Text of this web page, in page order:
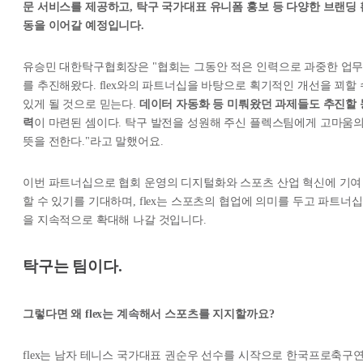
문 서비스를 제공하고, 탁구 국가대표 유니폼 홍보 등 다양한 브랜딩
동을 이어갈 예정입니다.
유승민 대한탁구협회장은 "협회는 그동안 적은 인력으로 과중한 업무
를 추진해왔다. flex와의 파트너십을 바탕으로 획기적인 개선을 꾀할
있게 될 것으로 믿는다. 데이터 자동화 등 미뤄왔던 과제들도 추진할
력 이 마련된 셈이다. 탁구 발전을 성원해 주신 플렉스팀에게 고마움
뜻을 전한다."라고 말했어요.
이번 파트너십으로 협회 운영의 디지털화와 스포츠 산업 혁신에 기여
할 수 있기를 기대하며, flex는 스포츠의 협업에 의미를 두고 파트너십
을 지속적으로 확대해 나갈 것입니다.
탁구는 팀이다.
그렇다면 왜 flex는 계속해서 스포츠를 지지할까요?
flex는 남자 테니스 국가대표 권순우 선수를 시작으로 한국프로축구